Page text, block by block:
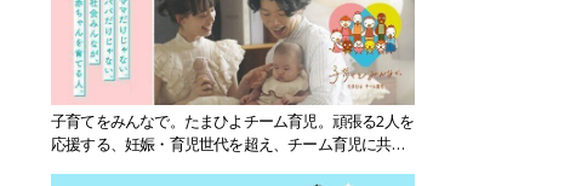
子育てをみんなで。たまひよチーム育児。頑張る2人を
応援する、妊娠・育児世代を超え、チーム育児に共感